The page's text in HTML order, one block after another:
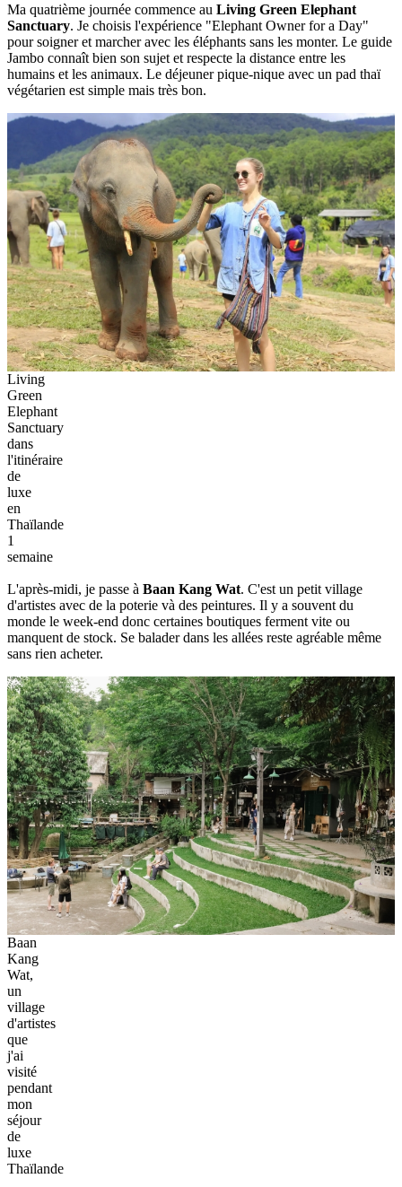
Ma quatrième journée commence au Living Green Elephant
Sanctuary. Je choisis l'expérience "Elephant Owner for a Day"
pour soigner et marcher avec les éléphants sans les monter. Le guide
Jambo connaît bien son sujet et respecte la distance entre les
humains et les animaux. Le déjeuner pique-nique avec un pad thaï
végétarien est simple mais très bon.
Living
Green
Elephant
Sanctuary
dans
l'itinéraire
de
luxe
en
Thaïlande
1
semaine
L'après-midi, je passe à Baan Kang Wat. C'est un petit village
d'artistes avec de la poterie và des peintures. Il y a souvent du
monde le week-end donc certaines boutiques ferment vite ou
manquent de stock. Se balader dans les allées reste agréable même
sans rien acheter.
Baan
Kang
Wat,
un
village
d'artistes
que
j'ai
visité
pendant
mon
séjour
de
luxe
Thaïlande